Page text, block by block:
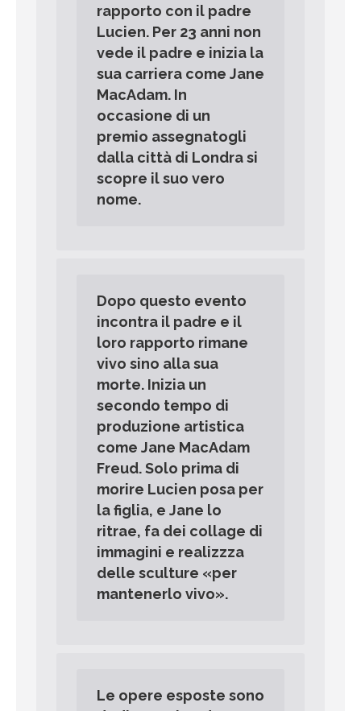
rapporto con il padre
Lucien. Per 23 anni non
vede il padre e inizia la
sua carriera come Jane
MacAdam. In
occasione di un
premio assegnatogli
dalla città di Londra si
scopre il suo vero
nome.
Dopo questo evento
incontra il padre e il
loro rapporto rimane
vivo sino alla sua
morte. Inizia un
secondo tempo di
produzione artistica
come Jane MacAdam
Freud. Solo prima di
morire Lucien posa per
la figlia, e Jane lo
ritrae, fa dei collage di
immagini e realizzza
delle sculture «per
mantenerlo vivo».
Le opere esposte sono